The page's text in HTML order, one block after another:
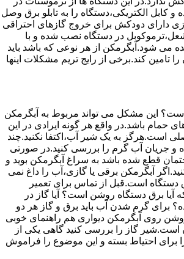
کابل الکتریکی،دستگاه را به تابلو برق وصل
دارای دودکش برای خروج گازهای احتراقی
در دستگاه نصب شده و با
می شود.آبگرمکن از هر نوعی که باشد باید
تامین کند.برخی از رایج تریم مشکلات اینها
این مشکل می تواند مربوط به آبگرمکن
حمام باشد.در واقع هر گونه ایرادی در این
است.هرگز به یک شیر آب،اکتفا نکنید.چند
و جریان آب گرم را بررسی کنید.در صورتی
قطع شده باشد به سراغ آبگرمکن بوید و
آبگرمکن برقی یا گازی،آب را داغ نمی
دستگاه است.قبل از تماس برای تعمیر
آیا برق دستگاه روشن است؟ آیا گاز در
برای گرم شدن آب باید برق و گاز هر دو
روی آبگرمکن دیواری هم راهنمای خوبی
گاز را بررسی کنید گاهی یکی از
را برای احتیاط بسته و این موضوع را فراموش